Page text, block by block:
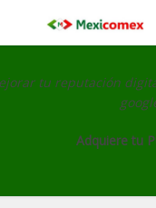
tu reputación
Adquiere tu